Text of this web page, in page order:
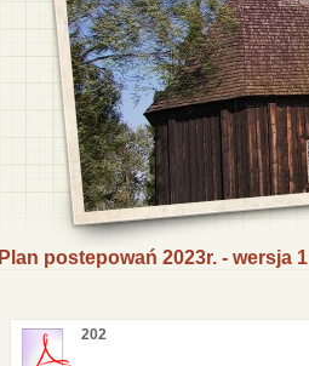
Plan postepowań 2023r. - wersja 1
202